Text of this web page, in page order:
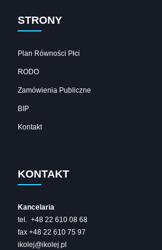
STRONY
Plan Równości Płci
RODO
Zamówienia Publiczne
BIP
Kontakt
KONTAKT
Kancelaria
tel. +48 22 610 08 68
fax +48 22 610 75 97
ikolej@ikolej.pl